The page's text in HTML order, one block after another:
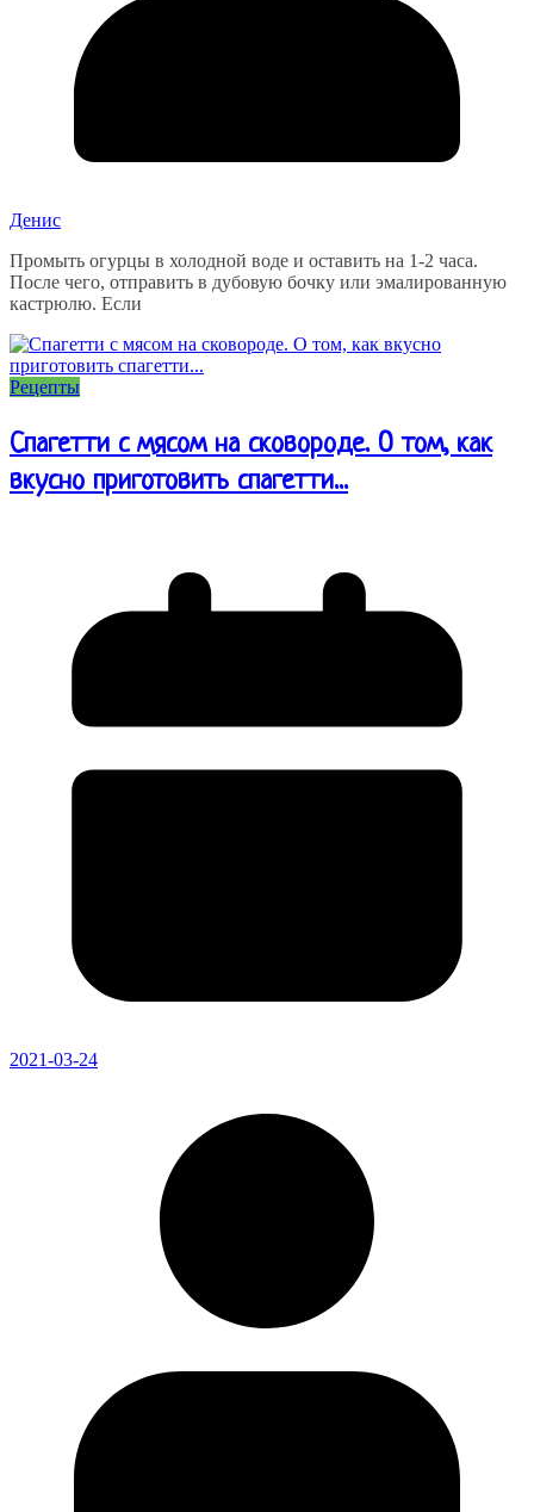
Денис
Промыть огурцы в холодной воде и оставить на 1-2 часа.
После чего, отправить в дубовую бочку или эмалированную
кастрюлю. Если
Рецепты
Спагетти с мясом на сковороде. О том, как
вкусно приготовить спагетти...
2021-03-24